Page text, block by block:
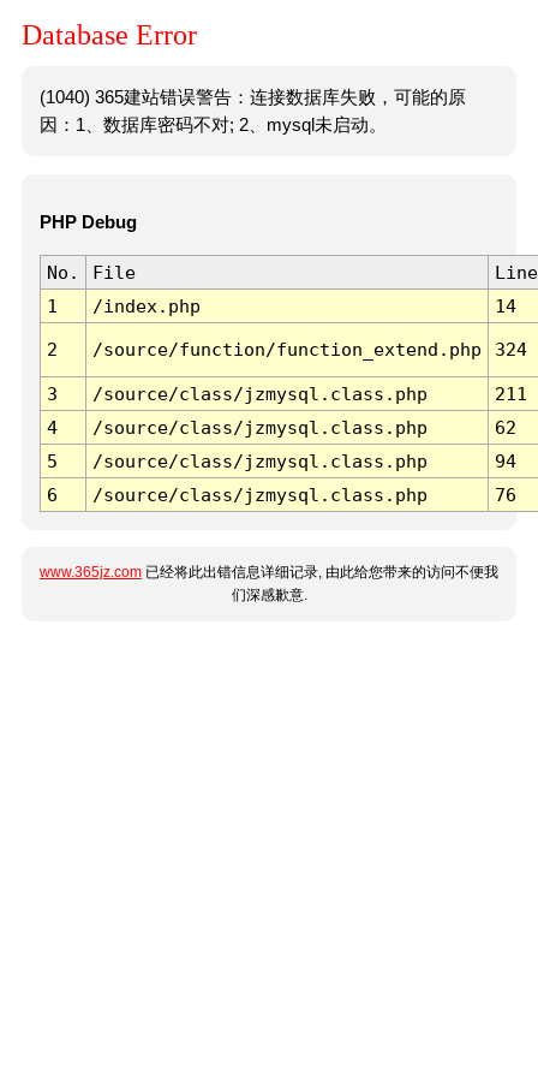
Database Error
(1040) 365建站错误警告：连接数据库失败，可能的原
因：1、数据库密码不对; 2、mysql未启动。
PHP Debug
No. File
Line
1
/index.php 14
2 /source/function/function_extend.php 324
3 /source/class/jzmysql.class.php
211
4
/source/class/jzmysql.class.php
62
5
/source/class/jzmysql.class.php
94
6
/source/class/jzmysql.class.php 76
www.365jz.com 已经将此出错信息详细记录, 由此给您带来的访问不便我
们深感歉意.